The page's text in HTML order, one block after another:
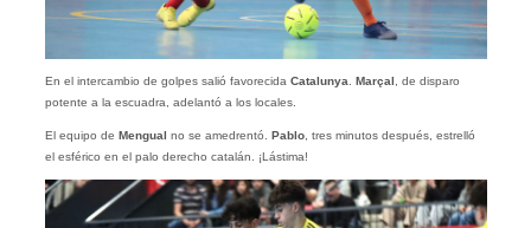
En el intercambio de golpes salió favorecida Catalunya Marçal , de disparo
potente a la escuadra, adelantó a los locales.
El equipo de Mengual no se amedrentó. Pablo, tres minutos después, estrelló
el esférico en el palo derecho catalán. ¡Lástima!